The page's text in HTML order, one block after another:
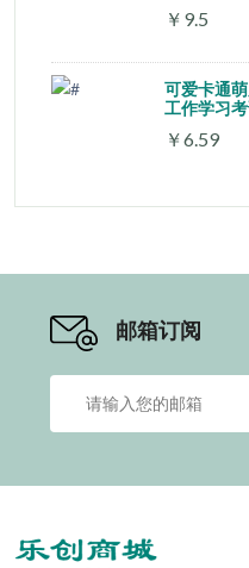
￥9.5
可爱卡通
工作学习
￥6.59
邮箱订阅